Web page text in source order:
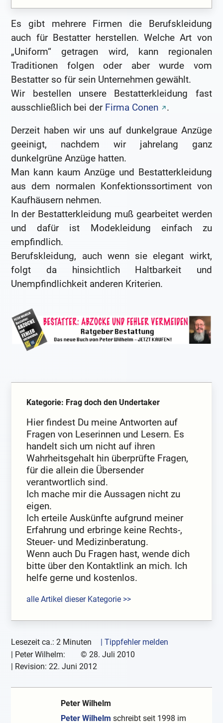
Es gibt mehrere Firmen die Berufskleidung
auch für Bestatter herstellen. Welche Art von
„Uniform“ getragen wird, kann regionalen
Traditionen folgen oder aber wurde vom
Bestatter so für sein Unternehmen gewählt.
Wir bestellen unsere Bestatterkleidung fast
ausschließlich bei der Firma Conen
.
Derzeit haben wir uns auf dunkelgraue Anzüge
geeinigt, nachdem wir jahrelang ganz
dunkelgrüne Anzüge hatten.
Man kann kaum Anzüge und Bestatterkleidung
aus dem normalen Konfektionssortiment von
Kaufhäusern nehmen.
In der Bestatterkleidung muß gearbeitet werden
und dafür ist Modekleidung einfach zu
empfindlich.
Berufskleidung, auch wenn sie elegant wirkt,
folgt da hinsichtlich Haltbarkeit und
Unempfindlichkeit anderen Kriterien.
Kategorie: Frag doch den Undertaker
Hier findest Du meine Antworten auf
Fragen von Leserinnen und Lesern. Es
handelt sich um nicht auf ihren
Wahrheitsgehalt hin überprüfte Fragen,
für die allein die Übersender
verantwortlich sind.
Ich mache mir die Aussagen nicht zu
eigen.
Ich erteile Auskünfte aufgrund meiner
Erfahrung und erbringe keine Rechts-,
Steuer- und Medizinberatung.
Wenn auch Du Fragen hast, wende dich
bitte über den Kontaktlink an mich. Ich
helfe gerne und kostenlos.
alle Artikel dieser Kategorie >>
Lesezeit ca.: 2 Minuten
| Tippfehler melden
Peter Wilhelm: © 28. Juli 2010
| Revision:22. Juni 2012
Peter Wilhelm
Peter Wilhelm schreibt seit 1998 im